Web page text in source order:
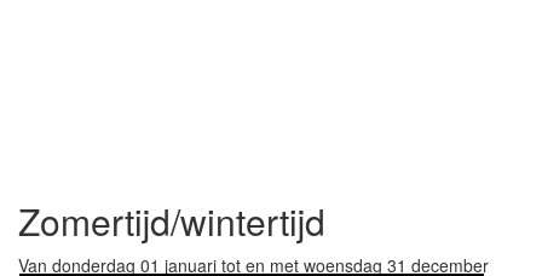
Zomertijd/wintertijd
Van donderdag 01 januari tot en met woensdag 31 december